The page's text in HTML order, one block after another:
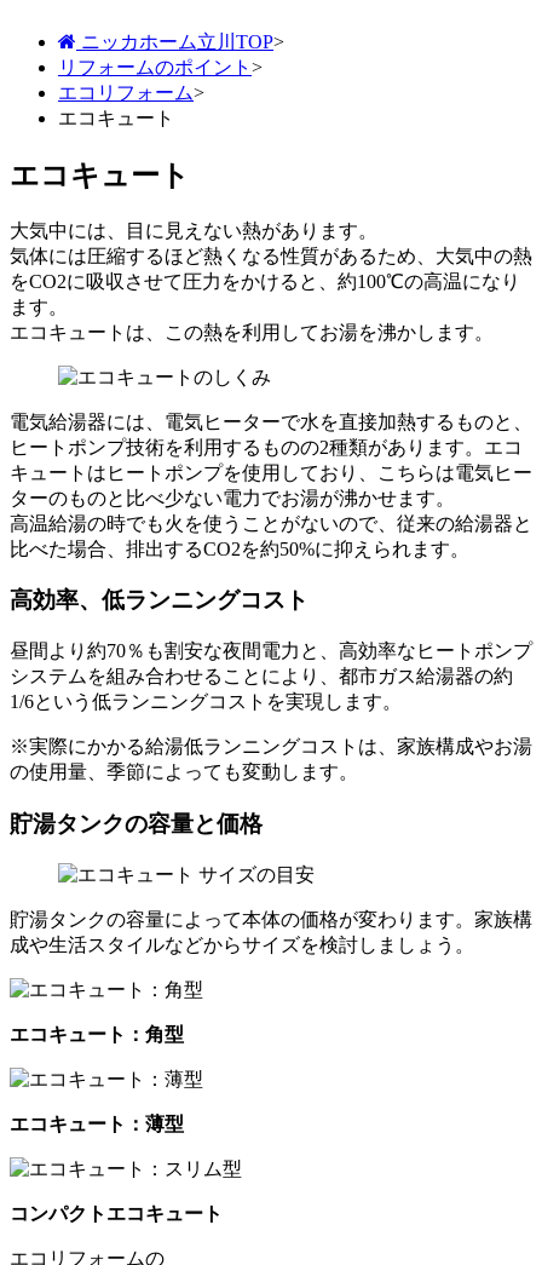
ニッカホーム立川TOP>
リフォームのポイント >
エコリフォーム>
エコキュート
エコキュート
大気中には、目に見えない熱があります。
気体には圧縮するほど熱くなる性質があるため、大気中の熱
をCO2に吸収させて圧力をかけると、約100℃の高温になり
ます。
エコキュートは、この熱を利用してお湯を沸かします。
電気給湯器には、電気ヒーターで水を直接加熱するものと、
ヒートポンプ技術を利用するものの2種類があります。エコ
キュートはヒートポンプを使用しており、こちらは電気ヒー
ターのものと比べ少ない電力でお湯が沸かせます。
高温給湯の時でも火を使うことがないので、従来の給湯器と
比べた場合、排出するCO2を約50%に抑えられます。
高効率、低ランニングコスト
昼間より約70％も割安な夜間電力と、高効率なヒートポンプ
システムを組み合わせることにより、都市ガス給湯器の約
1/6という低ランニングコストを実現します。
※実際にかかる給湯低ランニングコストは、家族構成やお湯
の使用量、季節によっても変動します。
貯湯タンクの容量と価格
貯湯タンクの容量によって本体の価格が変わります。家族構
成や生活スタイルなどからサイズを検討しましょう。
エコキュート：角型
エコキュート：薄型
コンパクトエコキュート
エコリフォームの